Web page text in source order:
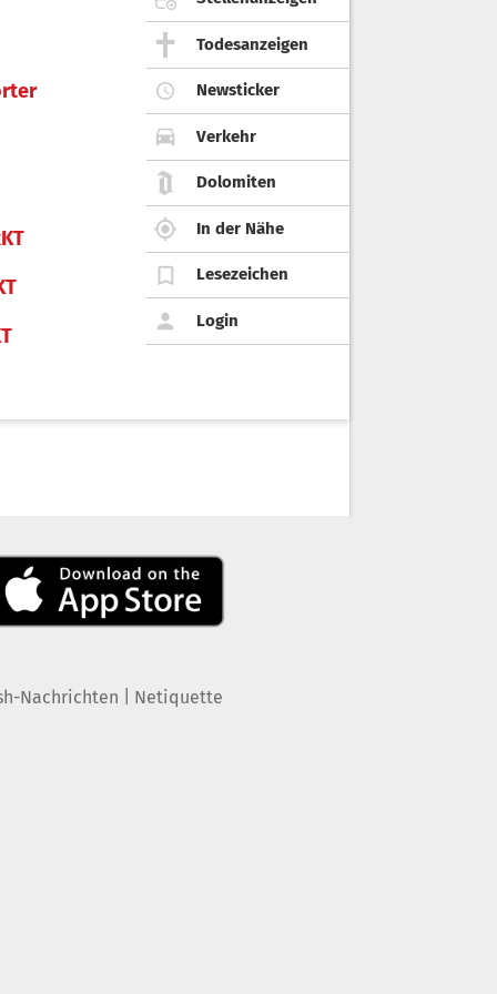
Todesanzeigen
Newsticker
Verkehr
Dolomiten
In der Nähe
Lesezeichen
Login
Nachrichten Netiquette